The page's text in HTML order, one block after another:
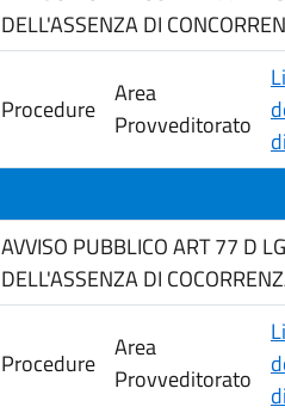
DELL'ASSENZA DI
Procedure
Area
Provveditorato
AVVISO PUBBLICO ART 77 D
DELL'ASSENZA DI
Procedure
Area
Provveditorato